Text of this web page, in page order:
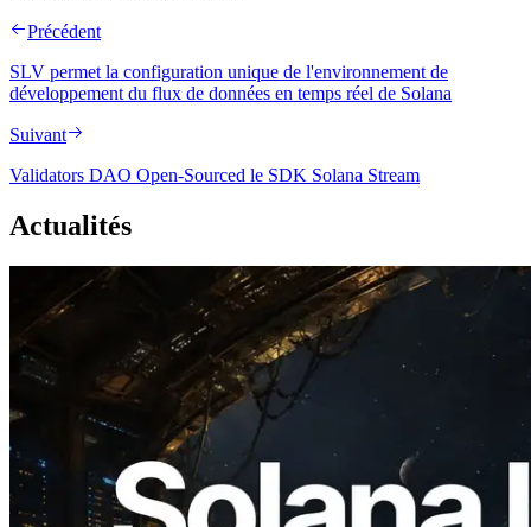
Précédent
SLV permet la configuration unique de l'environnement de
développement du flux de données en temps réel de Solana
Suivant
Validators DAO Open-Sourced le SDK Solana Stream
Actualités